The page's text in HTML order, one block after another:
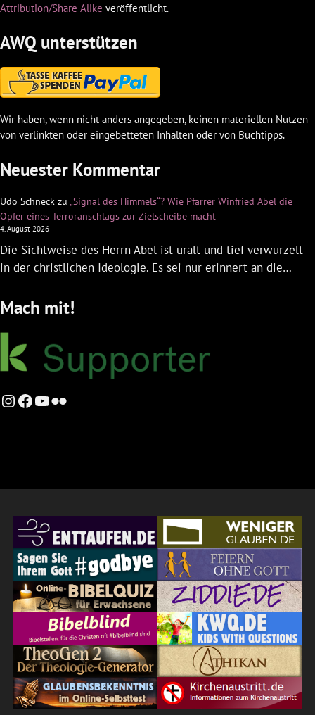
Attribution/Share Alike veröffentlicht.
AWQ unterstützen
Wir haben, wenn nicht anders angegeben, keinen materiellen Nutzen
von verlinkten oder eingebetteten Inhalten oder von Buchtipps.
Neuester Kommentar
Udo Schneck zu „Signal des Himmels“? Wie Pfarrer Winfried Abel die
Opfer eines Terroranschlags zur Zielscheibe macht
4. August 2026
Die Sichtweise des Herrn Abel ist uralt und tief verwurzelt
in der christlichen Ideologie. Es sei nur erinnert an die…
Mach mit!
Instagram
Facebook
YouTube
Flickr